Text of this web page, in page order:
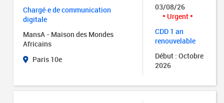
Chargé·e de communication
digitale
MansA - Maison des Mondes
Africains
Paris 10e
03/08/26
Urgent
CDD 1 an
renouvelable
Début : Octobre
2026